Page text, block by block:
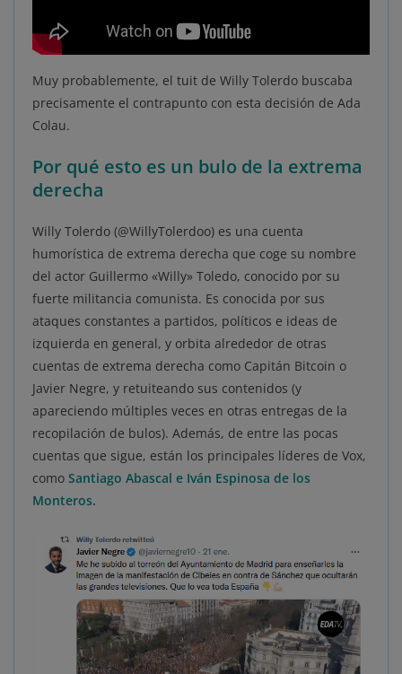
Muy probablemente, el tuit de Willy Tolerdo buscaba
precisamente el contrapunto con esta decisión de Ada
Colau.
Por qué esto es un bulo de la extrema
derecha
Willy Tolerdo (@WillyTolerdoo) es una cuenta
humorística de extrema derecha que coge su nombre
del actor Guillermo «Willy» Toledo, conocido por su
fuerte militancia comunista. Es conocida por sus
ataques constantes a partidos, políticos e ideas de
izquierda en general, y orbita alrededor de otras
cuentas de extrema derecha como Capitán Bitcoin o
Javier Negre, y retuiteando sus contenidos (y
apareciendo múltiples veces en otras entregas de la
recopilación de bulos). Además, de entre las pocas
cuentas que sigue, están los principales líderes de Vox,
como Santiago Abascal e Iván Espinosa de los
Monteros.